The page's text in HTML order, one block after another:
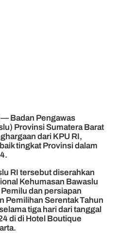
— Badan Pengawas
Provinsi Sumatera Barat
dari KPU RI,
tingkat Provinsi dalam
RI tersebut diserahkan
Kehumasan Bawaslu
dan persiapan
Pemilihan Serentak Tahun
tiga hari dari tanggal
di di Hotel Boutique